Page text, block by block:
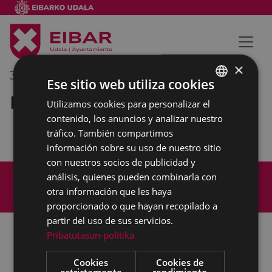
30/04/2019
Reunión interna municipal
Aviso legal
Política de cookies
Accesibilidad
BASQUE
SPANISH
×
Ese sitio web utiliza cookies
Utilizamos cookies para personalizar el
contenido, los anuncios y analizar nuestro
tráfico. También compartimos
información sobre su uso de nuestro sitio
con nuestros socios de publicidad y
análisis, quienes pueden combinarla con
otra información que les haya
proporcionado o que hayan recopilado a
partir del uso de sus servicios.
Pribatutasun-politika
Cookies
Cookies de